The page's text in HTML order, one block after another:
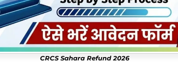
CRCS Sahara Refund 2026